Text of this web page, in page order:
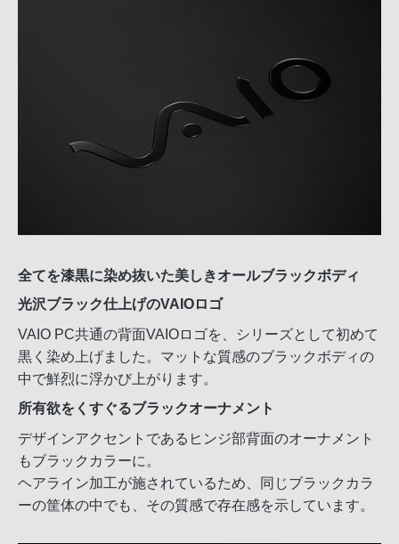
全てを漆黒に染め抜いた美しきオールブラックボディ
光沢ブラック仕上げのVAIOロゴ
VAIO PC共通の背面VAIOロゴを、シリーズとして初めて
黒く染め上げました。マットな質感のブラックボディの
中で鮮烈に浮かび上がります。
所有欲をくすぐるブラックオーナメント
デザインアクセントであるヒンジ部背面のオーナメント
もブラックカラーに。
ヘアライン加工が施されているため、同じブラックカラ
ーの筐体の中でも、その質感で存在感を示しています。